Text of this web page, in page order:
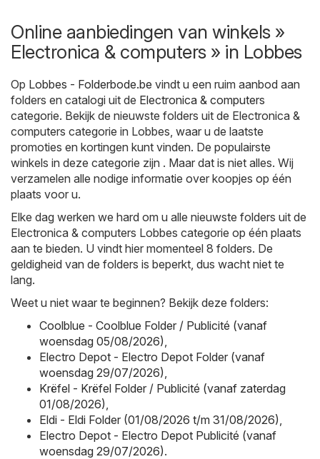
Online aanbiedingen van winkels »
Electronica & computers » in Lobbes
Op Lobbes - Folderbode.be vindt u een ruim aanbod aan
folders en catalogi uit de Electronica & computers
categorie. Bekijk de nieuwste folders uit de Electronica &
computers categorie in Lobbes, waar u de laatste
promoties en kortingen kunt vinden. De populairste
winkels in deze categorie zijn . Maar dat is niet alles. Wij
verzamelen alle nodige informatie over koopjes op één
plaats voor u.
Elke dag werken we hard om u alle nieuwste folders uit de
Electronica & computers Lobbes categorie op één plaats
aan te bieden. U vindt hier momenteel 8 folders. De
geldigheid van de folders is beperkt, dus wacht niet te
lang.
Weet u niet waar te beginnen? Bekijk deze folders:
Coolblue - Coolblue Folder / Publicité (vanaf
woensdag 05/08/2026)
Electro Depot - Electro Depot Folder (vanaf
woensdag 29/07/2026)
Krëfel - Krëfel Folder / Publicité (vanaf zaterdag
01/08/2026)
Eldi - Eldi Folder (01/08/2026 t/m 31/08/2026)
Electro Depot - Electro Depot Publicité (vanaf
woensdag 29/07/2026).